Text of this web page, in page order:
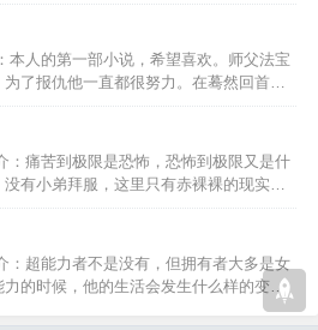
本人的第一部小说，希望喜欢。师父法宝
了报仇他一直都很努力。在蓦然回首后
：痛苦到极限是恐怖，恐怖到极限又是什
有小弟拜服，这里只有赤裸裸的现实，
：超能力者不是没有，但拥有者大多是女
的时候，他的生活会发生什么样的变